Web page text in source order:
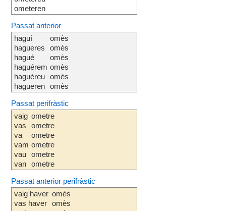
ometeren
Passat anterior
haguí
hagueres
hagué
haguérem
haguéreu
hagueren
omès
omès
omès
omès
omès
omès
Passat perifràstic
vaig
vas
va
vam
vau
van
ometre
ometre
ometre
ometre
ometre
ometre
Passat anterior perifràstic
vaig haver
vas haver
omès
omès